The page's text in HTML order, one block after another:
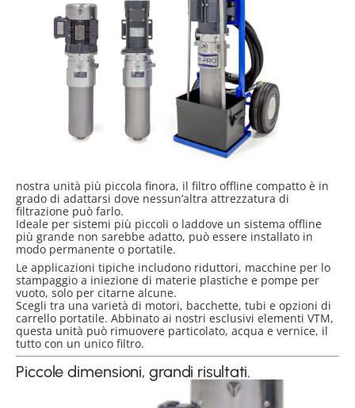
nostra unità più piccola finora, il filtro offline compatto è in
grado di adattarsi dove nessun’altra attrezzatura di
filtrazione può farlo.
Ideale per sistemi più piccoli o laddove un sistema offline
più grande non sarebbe adatto, può essere installato in
modo permanente o portatile.
Le applicazioni tipiche includono riduttori, macchine per lo
stampaggio a iniezione di materie plastiche e pompe per
vuoto, solo per citarne alcune.
Scegli tra una varietà di motori, bacchette, tubi e opzioni di
carrello portatile. Abbinato ai nostri esclusivi elementi VTM,
questa unità può rimuovere particolato, acqua e vernice, il
tutto con un unico filtro.
Piccole dimensioni, grandi risultati.